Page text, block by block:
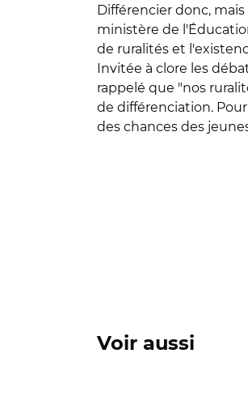
Différencier donc,
ministère de
de ruralités et
Invitée à clore les
rappelé que "nos
de différenciation.
des chances des
Voir aussi